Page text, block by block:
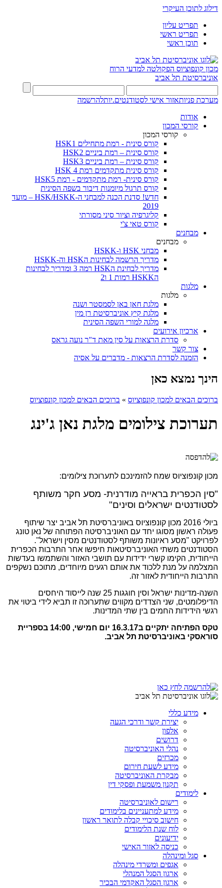
דילוג לתוכן העיקרי
תפריט עליון
תפריט ראשי
תוכן ראשי
מכון קונפוציוס הפקולטה למדעי הרוח
אוניברסיטת תל אביב
מערכת פניותאזור אישי לסטודנטים.יותלהרשמה
אודות
קורסי המכון
קורסי המכון
קורס סינית - רמת מתחילים HSK1
קורס סינית – רמת ביניים HSK2
קורס סינית – רמת ביניים HSK3
קורס סינית מתקדמים רמת HSK 4
קורס סינית- רמת מתקדמים - רמת HSK5
קורס תרגול מיומנות דיבור בשפה הסינית
חדש! סדנת הכנה למבחני ה-HSK/HSKK – מועד
2019
קליגרפיה וציור סיני מסורתי
קורס טאי צ'י
מבחנים
מבחנים
מבחני HSK ו-HSKK
מדריך הרשמה לבחינות הHSK וה-HSKK
מדריך לבחינת הHSK רמה 3 ומדריך לבחינות
הHSKK רמות 1 ו2
מלגות
מלגות
מלגת חאן באן לסמסטר ושנה
מלגת קיץ אוניברסיטת רן מין
מלגה למורי השפה הסינית
ארכיון אירועים
סדרת הרצאות על סין מאת ד"ר נועה גראס
צור קשר
הזמנה לסדרת הרצאות - מדברים על אסיה
הינך נמצא כאן
ברוכים הבאים למכון קונפוציוס » ברוכים הבאים למכון קונפוציוס
תערוכת צילומים מלגת נאן ג'ינג
מכון קונפוציוס שמח להזמינכם לתערוכת צילומים:
"סין הכפרית בראייה מודרנית- מסע חקר משותף
לסטודנטים ישראלים וסינים"
ביולי 2016 מכון קונפוציוס באוניברסיטת תל אביב יצר שיתוף
פעולה ראשון מסוגו יחד עם האוניברסיטה הפתוחה של נאן טונג
לפרויקט "מסע ראיונות משותף לסטודנטים מסין וישראל".
הסטודנטים משתי האוניברסיטאות חיפשו אחר התרבות הכפרית
הייחודית, הקימו קשרי ידידות עם תושבי האזור והשתמשו בעדשות
המצלמה על מנת ללכוד את אותם רגעים מיוחדים, מתוכם נשקפים
התרבות הייחודית לאזור זה.
השנה-מדינות ישראל וסין חוגגות 25 שנה לייסוד היחסים
הדיפלומטים, שני הצדדים מקווים שתערוכה זו תביא לידי ביטוי את
רגשי הידידות החמים בין שתי המדינות.
טקס הפתיחה יתקיים ב16.3.17 יום חמישי, 14:00 בספריית
סוראסקי באוניברסיטת תל אביב.
מידע כללי
יצירת קשר ודרכי הגעה
אלפון
דרושים
נהלי האוניברסיטה
מכרזים
מידע לשעת חירום
מבקרת האוניברסיטה
תקנון משמעת ופסקי דין
לימודים
רישום לאוניברסיטה
מידע למתעניינים בלימודים
חישוב סיכויי קבלה לתואר ראשון
לוח שנת הלימודים
ידיעונים
כניסה לאזור האישי
סגל ומינהלה
אגפים ומשרדי מינהלה
ארגון הסגל המנהלי
ארגון הסגל האקדמי הבכיר